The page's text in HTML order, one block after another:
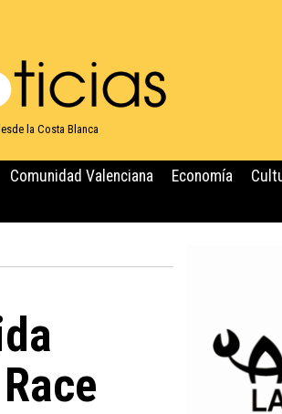
la Costa Blanca
Comunidad Valenciana Economía